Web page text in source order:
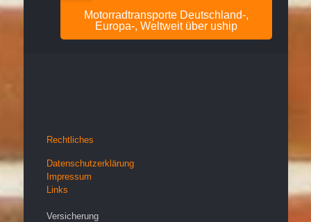
Motorradtransporte Deutschland-,
Europa-, Weltweit über uship
Rechtliches
Datenschutzerklärung
Impressum
Links
Versicherung